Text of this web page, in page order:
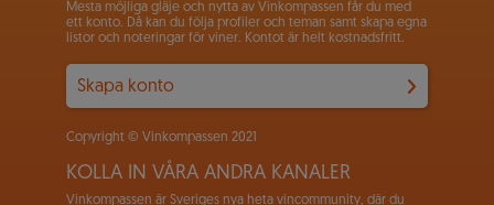
Mesta möjliga gläje och nytta av Vinkompassen får du med
ett konto. Då kan du följa profiler och teman samt skapa egna
listor och noteringar för viner. Kontot är helt kostnadsfritt.
Skapa konto
Copyright © Vinkompassen 2021
KOLLA IN VÅRA ANDRA KANALER
Vinkompassen är Sveriges nya heta vincommunity, där du